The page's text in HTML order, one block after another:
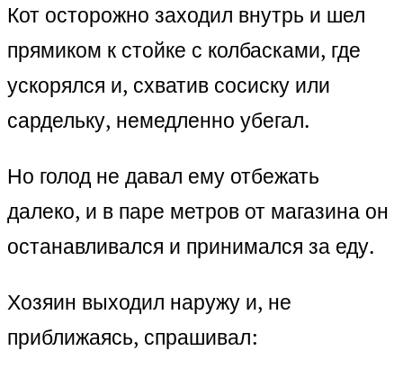
Кот осторожно заходил внутрь и шел
прямиком к стойке с колбасками, где
ускорялся и, схватив сосиску или
сардельку, немедленно убегал.
Но голод не давал ему отбежать
далеко, и в паре метров от магазина он
останавливался и принимался за еду.
Хозяин выходил наружу и, не
приближаясь, спрашивал: